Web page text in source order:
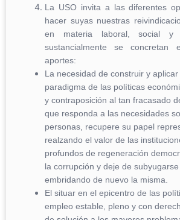
La USO invita a las diferentes
hacer suyas nuestras
en materia laboral, social y
sustancialmente se concretan
aportes:
La necesidad de construir y
paradigma de las políticas
y contraposición al tan fracasado
que responda a las necesidades
personas, recupere su papel
realzando el valor de las
profundos de regeneración
la corrupción y deje de
embridando de nuevo la misma.
El situar en el epicentro de las
empleo estable, pleno y con